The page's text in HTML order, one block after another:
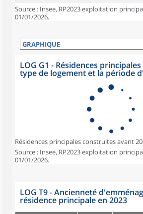
Source : Insee, RP2023 exploitation
01/01/2026.
LOG G1 - Résidences
type de logement et la période
Résidences principales construites avant
Source : Insee, RP2023 exploitation
01/01/2026.
LOG T9 - Ancienneté
résidence principale en 2023